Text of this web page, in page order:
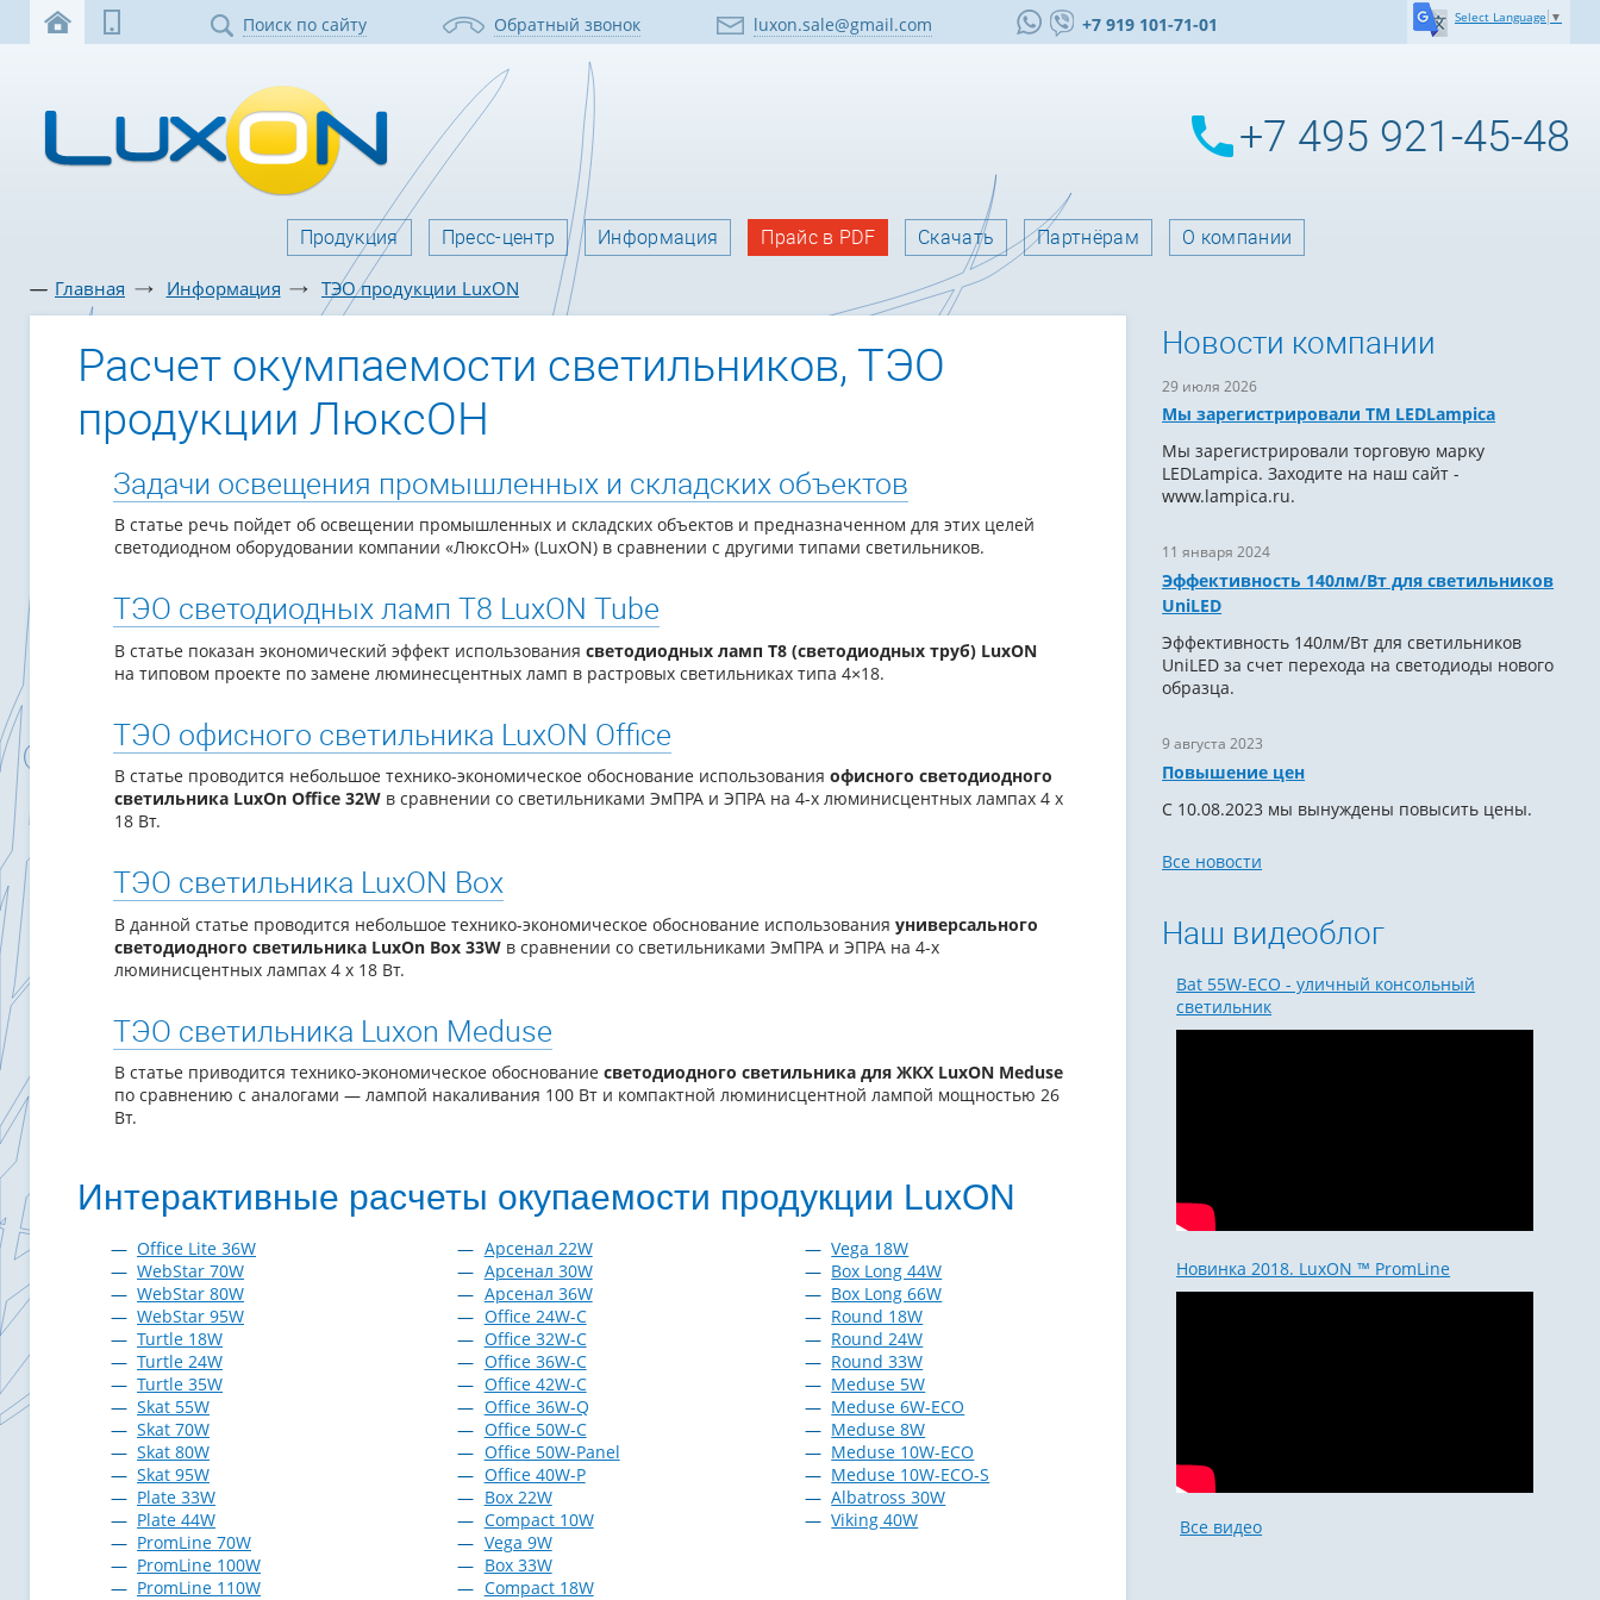
Поиск по сайту Обратный звонок luxon.sale@gmail.com +7 919 101-71-01 Select Language ▼
+7 495 921-45-48
Продукция Пресс-центр Информация Прайс в PDF Скачать Партнёрам О компании
Главная Информация ТЭО продукции LuxON
Новости компании
29 июля 2026
Мы зарегистрировали ТМ LEDLampica
Мы зарегистрировали торговую марку
LEDLampica. Заходите на наш сайт -
www.lampica.ru.
11 января 2024
Эффективность 140лм/Вт для светильников
UniLED
Эффективность 140лм/Вт для светильников
UniLED за счет перехода на светодиоды нового
образца.
9 августа 2023
Повышение цен
С 10.08.2023 мы вынуждены повысить цены.
Все новости
Наш видеоблог
Bat 55W-ECO - уличный консольный
светильник
Новинка 2018. LuxON ™ PromLine
Все видео
Расчет окумпаемости светильников, ТЭО
продукции ЛюксОН
Задачи освещения промышленных и складских объектов
В статье речь пойдет об освещении промышленных и складских объектов и предназначенном для этих целей
светодиодном оборудовании компании «ЛюксОН» (LuxON) в сравнении с другими типами светильников.
ТЭО светодиодных ламп Т8 LuxON Tube
В статье показан экономический эффект использования светодиодных ламп Т8 (светодиодных труб) LuxON
на типовом проекте по замене люминесцентных ламп в растровых светильниках типа 4×18.
ТЭО офисного светильника LuxON Office
В статье проводится небольшое технико-экономическое обоснование использования офисного светодиодного
светильника LuxOn Office 32W в сравнении со светильниками ЭмПРА и ЭПРА на 4-х люминисцентных лампах 4 x
18 Вт.
ТЭО светильника LuxON Box
В данной статье проводится небольшое технико-экономическое обоснование использования универсального
светодиодного светильника LuxOn Box 33W в сравнении со светильниками ЭмПРА и ЭПРА на 4-х
люминисцентных лампах 4 x 18 Вт.
ТЭО светильника Luxon Meduse
В статье приводится технико-экономическое обоснование светодиодного светильника для ЖКХ LuxON Meduse
по сравнению с аналогами — лампой накаливания 100 Вт и компактной люминисцентной лампой мощностью 26
Вт.
Интерактивные расчеты окупаемости продукции LuxON
Office Lite 36W
WebStar 70W
WebStar 80W
WebStar 95W
Turtle 18W
Turtle 24W
Turtle 35W
Skat 55W
Skat 70W
Skat 80W
Skat 95W
Plate 33W
Plate 44W
PromLine 70W
PromLine 100W
PromLine 110W
Арсенал 22W
Арсенал 30W
Арсенал 36W
Office 24W-C
Office 32W-C
Office 36W-C
Office 42W-C
Office 36W-Q
Office 50W-C
Office 50W-Panel
Office 40W-P
Box 22W
Compact 10W
Vega 9W
Box 33W
Compact 18W
Vega 18W
Box Long 44W
Box Long 66W
Round 18W
Round 24W
Round 33W
Meduse 5W
Meduse 6W-ECO
Meduse 8W
Meduse 10W-ECO
Meduse 10W-ECO-S
Albatross 30W
Viking 40W